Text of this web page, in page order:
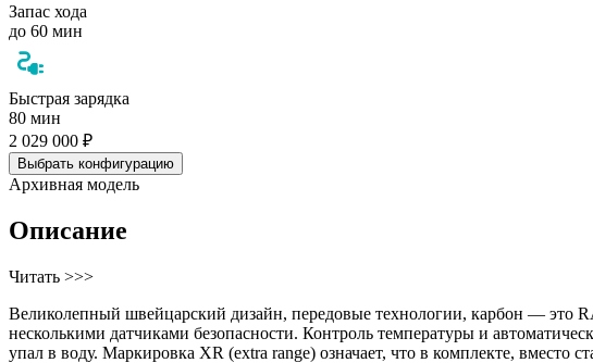
Запас хода
до 60 мин
Быстрая зарядка
80 мин
2 029 000 ₽
Выбрать конфигурацию
Архивная модель
Описание
Читать >>>
Великолепный швейцарский дизайн, передовые технологии, карбон — это
несколькими датчиками безопасности. Контроль температуры и
упал в воду. Маркировка XR (extra range) означает, что в комплекте, вместо